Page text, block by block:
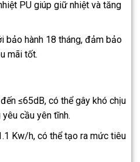
PU giúp giữ nhiệt và tăng
bảo hành 18 tháng, đảm bảo
mãi tốt.
≤65dB, có thể gây khó chịu
cầu yên tĩnh.
Kw/h, có thể tạo ra mức tiêu